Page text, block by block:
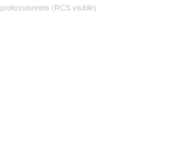
professionnels (RCS visible)